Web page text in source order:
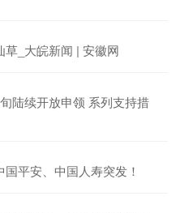
草_大皖新闻 | 安徽网
陆续开放申领 系列支持措
平安、中国人寿突发！